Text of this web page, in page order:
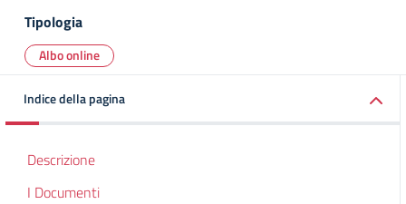
Tipologia
Albo online
Indice della pagina
Descrizione
I Documenti